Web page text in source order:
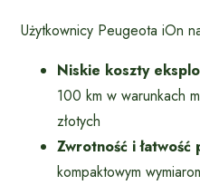
Użytkownicy Peugeota iOn
Niskie koszty
100 km w warunkach
złotych
Zwrotność i łatwość
kompaktowym